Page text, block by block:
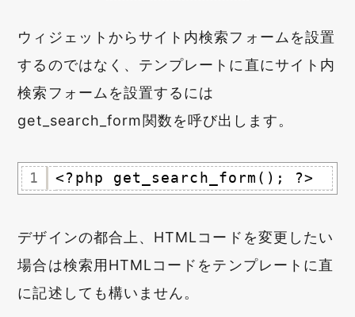
ウィジェットからサイト内検索フォームを設置
するのではなく、テンプレートに直にサイト内
検索フォームを設置するには
get_search_form関数を呼び出します。
1 <?php get_search_form(); ?>
デザインの都合上、HTMLコードを変更したい
場合は検索用HTMLコードをテンプレートに直
に記述しても構いません。